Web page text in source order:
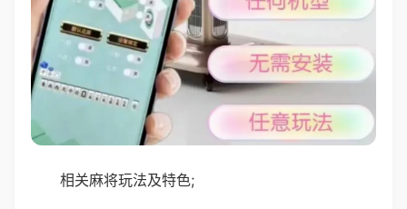
相关麻将玩法及特色;